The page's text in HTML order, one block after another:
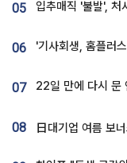
05
06 '기사회생, 홈플러
07
08